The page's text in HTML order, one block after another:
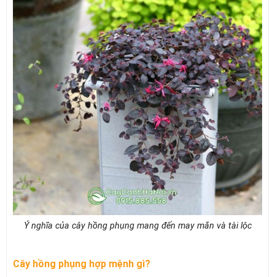
Ý nghĩa của cây hồng phụng mang đến may mắn và tài lộc
Cây hồng phụng hợp mệnh gì?